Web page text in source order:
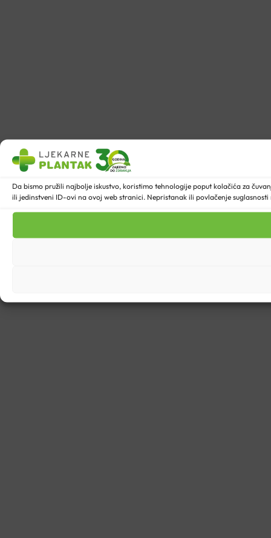
Da bismo pružili najbolje iskustvo, koristimo tehnologije poput kolačića za
ili jedinstveni ID-ovi na ovoj web stranici. Nepristanak ili povlačenje